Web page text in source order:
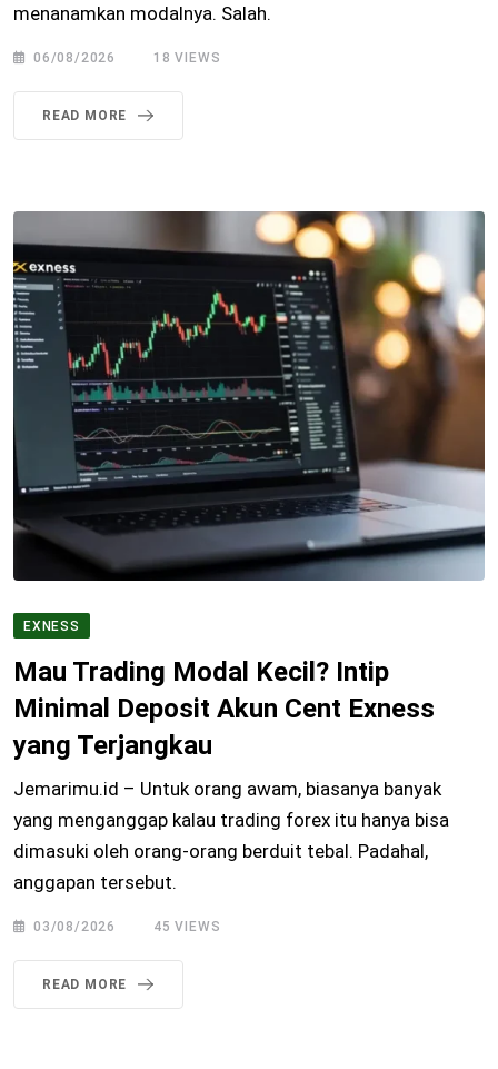
menanamkan modalnya. Salah.
06/08/2026 18 VIEWS
READ MORE
EXNESS
Mau Trading Modal Kecil? Intip
Minimal Deposit Akun Cent Exness
yang Terjangkau
Jemarimu.id – Untuk orang awam, biasanya banyak
yang menganggap kalau trading forex itu hanya bisa
dimasuki oleh orang-orang berduit tebal. Padahal,
anggapan tersebut.
03/08/2026 45 VIEWS
READ MORE